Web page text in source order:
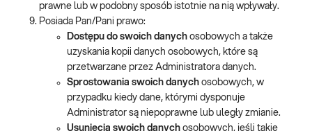
prawne lub w podobny sposób istotnie na nią wpływały.
Posiada Pan/Pani prawo:
Dostępu do swoich danych osobowych a także
uzyskania kopii danych osobowych, które są
przetwarzane przez Administratora danych.
Sprostowania swoich danych osobowych, w
przypadku kiedy dane, którymi dysponuje
Administrator są niepoprawne lub uległy zmianie.
Usunięcia swoich danych osobowych, jeśli takie